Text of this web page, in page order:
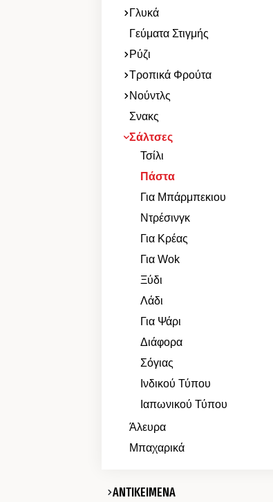
Γλυκά
Γεύματα Στιγμής
Ρύζι
Τροπικά Φρούτα
Νούντλς
Σνακς
Σάλτσες
Τσίλι
Πάστα
Για Μπάρμπεκιου
Ντρέσινγκ
Για Κρέας
Για Wok
Ξύδι
Λάδι
Για Ψάρι
Διάφορα
Σόγιας
Ινδικού Τύπου
Ιαπωνικού Τύπου
Άλευρα
Μπαχαρικά
ΑΝΤΙΚΕΙΜΕΝΑ